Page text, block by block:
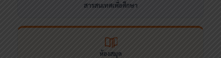
สารสนเทศเพื่อศึกษา
ห้องสมุด